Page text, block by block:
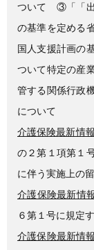
ついて ③「「出
の基準を定める
国人支援計画の
ついて特定の産
管する関係行政
について
介護保険最新情
の２第１項第１
に伴う実施上の
介護保険最新情
６第１号に規定
介護保険最新情